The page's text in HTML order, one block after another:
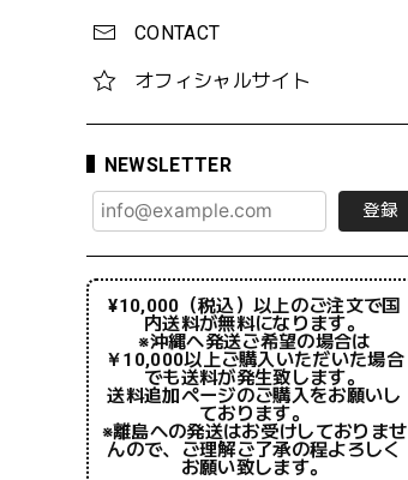
CONTACT
オフィシャルサイト
NEWSLETTER
登録
¥10,000（税込）以上のご注文で国
内送料が無料になります。
※沖縄へ発送ご希望の場合は
￥10,000以上ご購入いただいた場合
でも送料が発生致します。
送料追加ページのご購入をお願いし
ております。
※離島への発送はお受けしておりませ
んので、ご理解ご了承の程よろしく
お願い致します。